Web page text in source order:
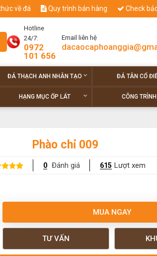
về đá Quy trình bán hàng Check
Hotline
24/7:
0972
101 656
Email liên hệ
ĐÁ THẠCH ANH NHÂN TẠO ĐÁ TÂN CỔ
HẠNG MỤC ỐP LÁT CÔNG TRÌNH
Phào chỉ 009
0 Đánh giá 615 Lượt xem
MUA NGAY
TƯ VẤN